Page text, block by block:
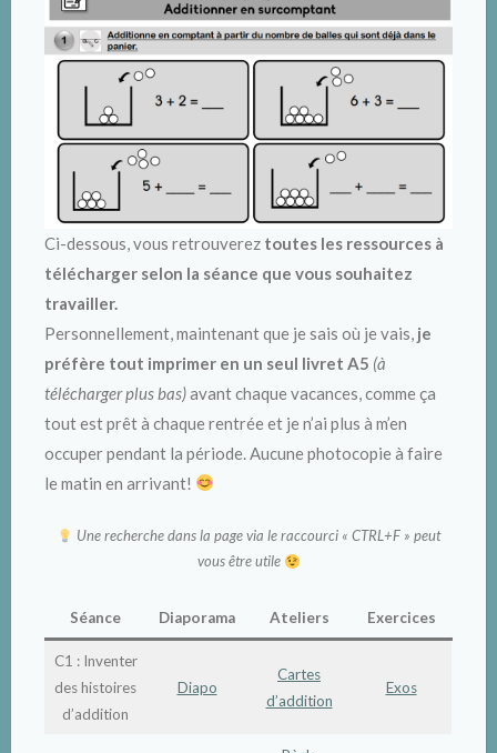
Ci-dessous, vous retrouverez toutes les ressources à
télécharger selon la séance que vous souhaitez
travailler.
Personnellement, maintenant que je sais où je vais, je
préfère tout imprimer en un seul livret A5 (à
télécharger plus bas)avant chaque vacances, comme ça
tout est prêt à chaque rentrée et je n’ai plus à m’en
occuper pendant la période. Aucune photocopie à faire
le matin en arrivant!
Une recherche dans la page via le raccourci « CTRL+F » peut
vous être utile
Séance Diaporama Ateliers Exercices
C1 : Inventer
des histoires
d’addition
Diapo
Cartes
d’addition
Exos